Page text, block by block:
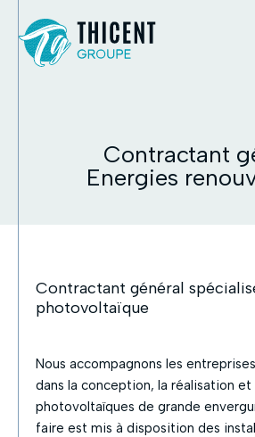
Contractant
Energies
Contractant général
photovoltaïque
Nous accompagnons les
dans la conception, la réalisation
photovoltaïques de grande
faire est mis à disposition des